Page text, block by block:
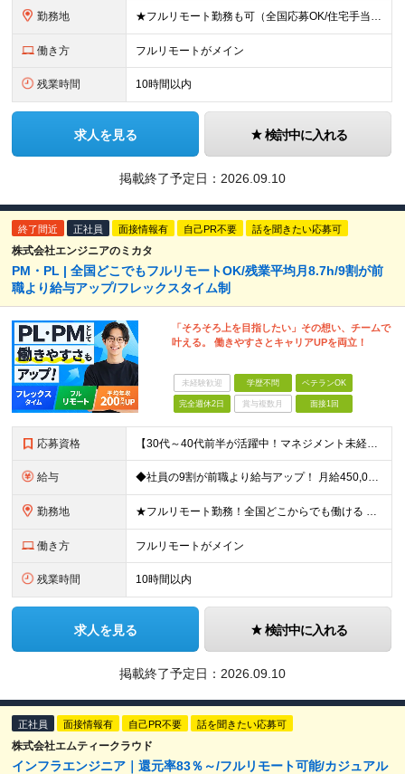
勤務地 ★フルリモート勤務も可（全国応募OK/住宅手当を支給します） ※案件によって出勤が必要になる場合があります。 ※希望がない限り、転勤はありません ※U・Iターン歓迎 【拠点】 ◆本社／東京都新宿区西
働き方 フルリモートがメイン
残業時間 10時間以内
求人を見る 検討中に入れる
掲載終了予定日： 2026.09.10
終了間近 正社員 面接情報有 自己PR不要 話を聞きたい応募可
株式会社エンジニアのミカタ
PM・PL | 全国どこでもフルリモートOK/残業平均月8.7h/9割が前
職より給与アップ/フレックスタイム制
「そろそろ上を目指したい」その想い、チームで
叶える。 働きやすさとキャリアUPを両立！
未経験歓迎 学歴不問 ベテランOK
完全週休2日 賞与複数月 面接1回
応募資格 【30代～40代前半が活躍中！マネジメント未経験歓迎】 ●エンジニアとしての実務経験を3年以上お持ちの方 （開発言語や担当フェーズは不問） ●学歴不問 ★「PLやPMにステップアップしたい」 「後輩
給与 ◆社員の9割が前職より給与アップ！ 月給450,000円～531,500円+賞与＋インセンティブ ※経験・スキルを考慮の上、優遇いたします ※残業代につきましては、面接時にご説明させていただきます
勤務地 ★フルリモート勤務！全国どこからでも働ける ＼一人にならない！帰属意識を感じながら働ける／ リモートでもメンバー間のやり取りをスムーズに行えるように、 当社ではLINEグループを導入。活発なコミュニ
働き方 フルリモートがメイン
残業時間 10時間以内
求人を見る 検討中に入れる
掲載終了予定日： 2026.09.10
正社員 面接情報有 自己PR不要 話を聞きたい応募可
株式会社エムティークラウド
インフラエンジニア｜還元率83％～/フルリモート可能/カジュアル